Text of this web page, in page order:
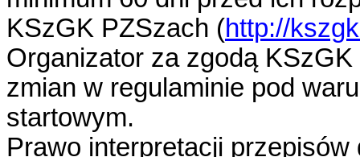
KSzGK PZSzach (http://
Organizator za zgodą
zmian w regulaminie pod
startowym.
Prawo interpretacji